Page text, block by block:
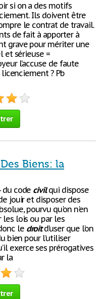
si on a des motifs
Ils doivent être
le contrat de travail.
de fait à apporter à
grave pour mériter une
et sérieuse =
l’accuse de faute
? Pb
Biens: la
du code civilqui dispose
jouir et disposer des
pourvu qu'on n'en
les lois ou par les
le droitd’user que l’on
bien pour l’utiliser
exerce ses prérogatives
la